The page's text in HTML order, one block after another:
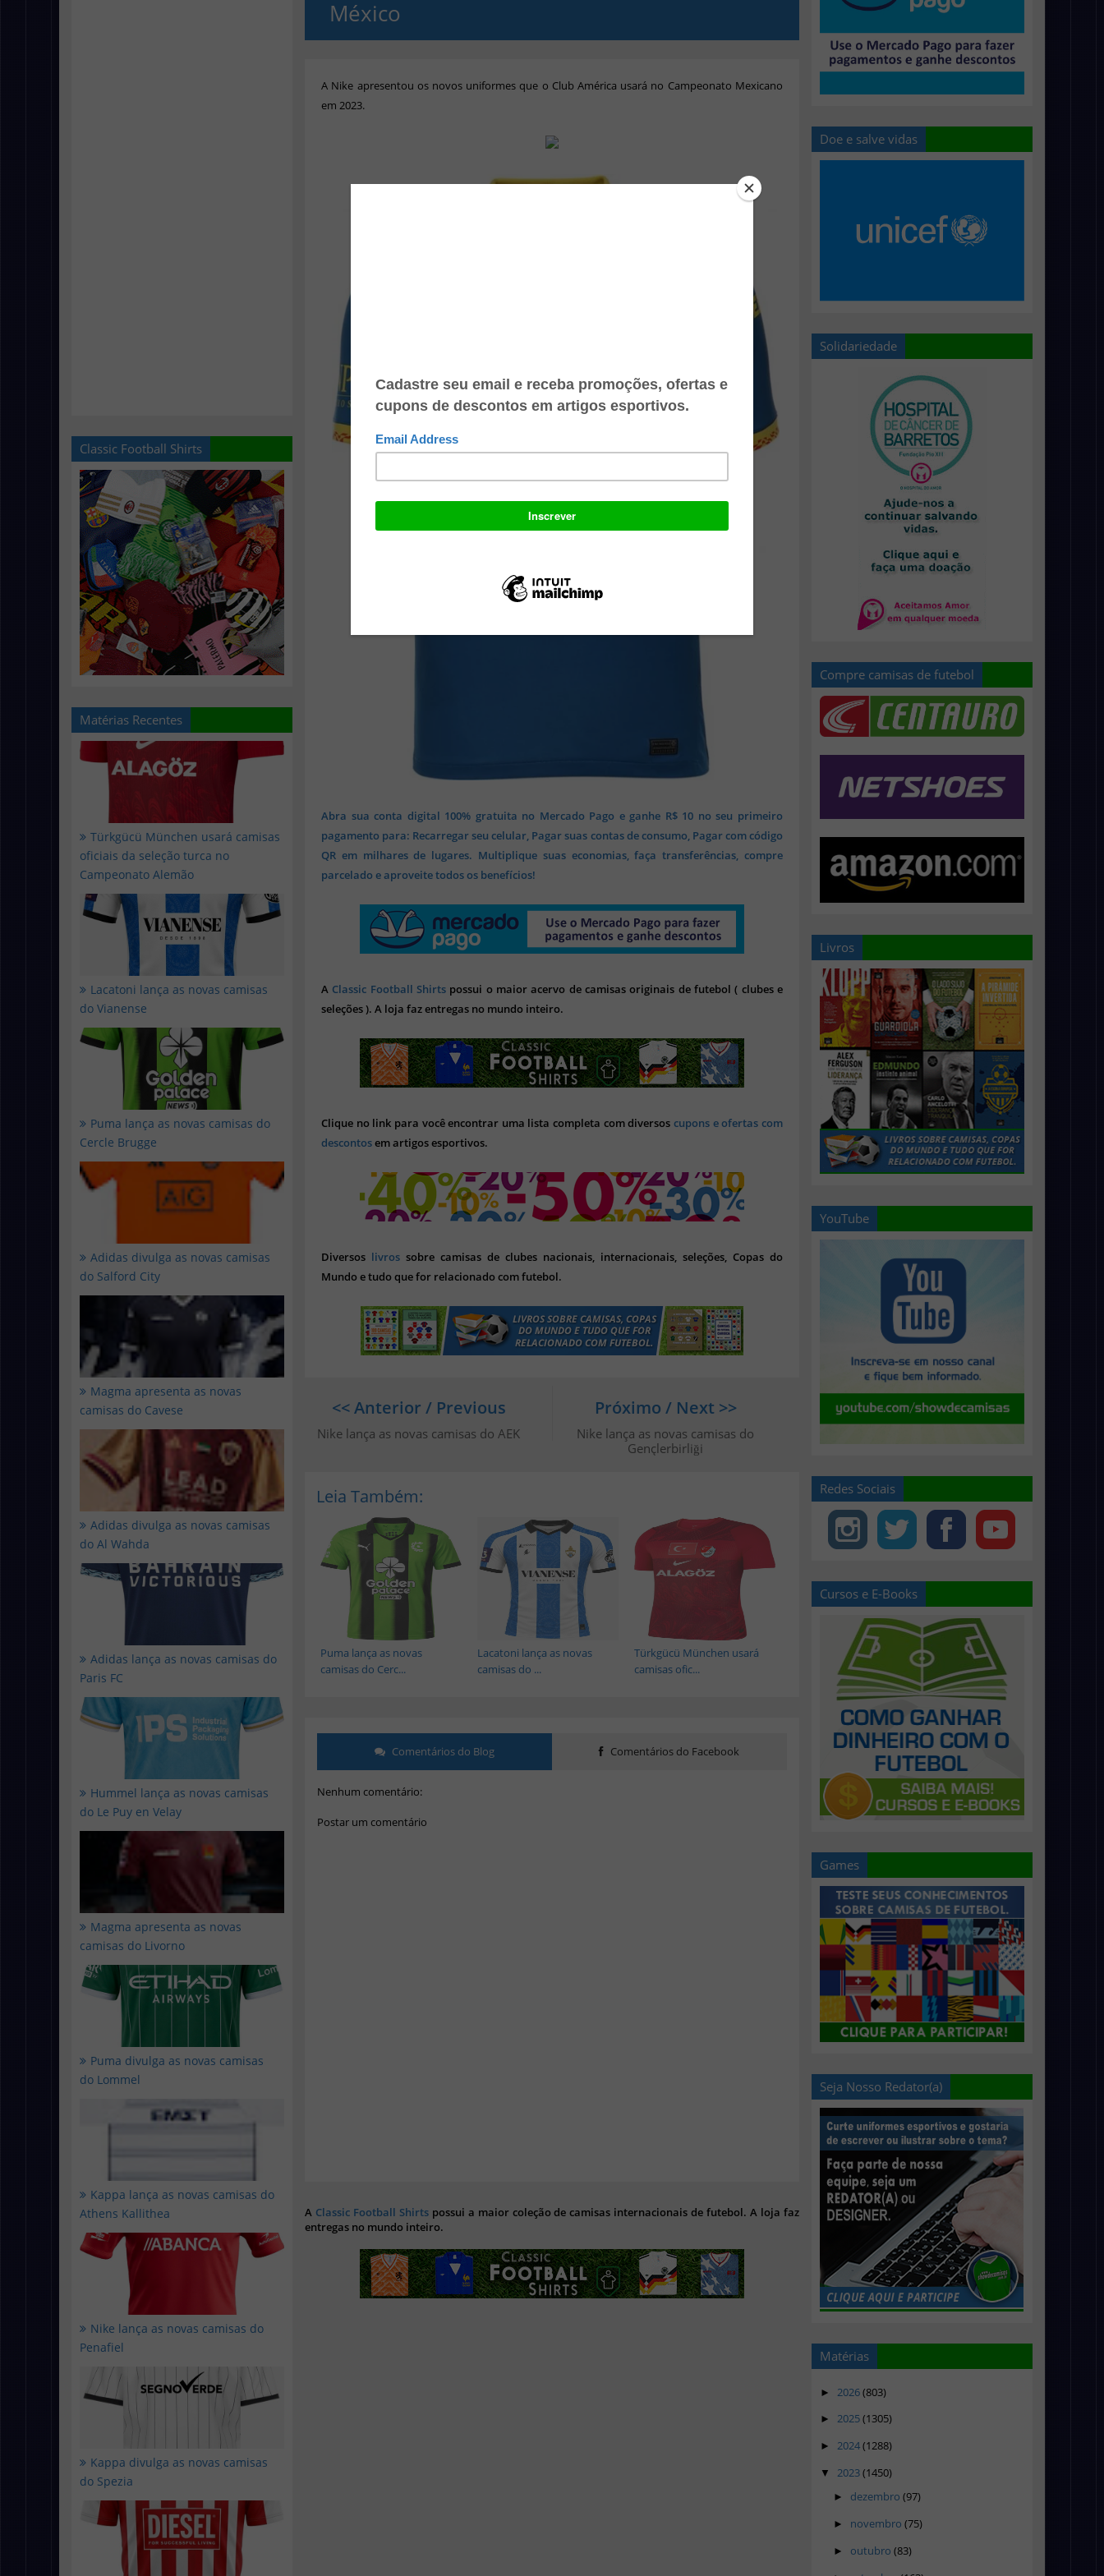
Classic Football Shirts
Matérias Recentes
Türkgücü München usará camisas
oficiais da seleção turca no
Campeonato Alemão
Lacatoni lança as novas camisas
do Vianense
Puma lança as novas camisas do
Cercle Brugge
Adidas divulga as novas camisas
do Salford City
Magma apresenta as novas
camisas do Cavese
Adidas divulga as novas camisas
do Al Wahda
Adidas lança as novas camisas do
Paris FC
Hummel lança as novas camisas
do Le Puy en Velay
Magma apresenta as novas
camisas do Livorno
Puma divulga as novas camisas
do Lommel
Kappa lança as novas camisas do
Athens Kallithea
Nike lança as novas camisas do
Penafiel
Kappa divulga as novas camisas
do Spezia
México
A Nike apresentou os novos uniformes que o Club América usará no Campeonato Mexicano
em 2023.
Abra sua conta digital 100% gratuita no Mercado Pago e ganhe R$ 10 no seu primeiro
pagamento para: Recarregar seu celular, Pagar suas contas de consumo, Pagar com código
QR em milhares de lugares. Multiplique suas economias, faça transferências, compre
parcelado e aproveite todos os benefícios!
A Classic Football Shirts possui o maior acervo de camisas originais de futebol ( clubes e
seleções ). A loja faz entregas no mundo inteiro.
Clique no link para você encontrar uma lista completa com diversoscupons e ofertas com
descontosem artigos esportivos.
Diversos livros sobre camisas de clubes nacionais, internacionais, seleções, Copas do
Mundo e tudo que for relacionado com futebol.
Próximo / Next >>
Nike lança as novas camisas do
Gençlerbirliği
<< Anterior / Previous
Nike lança as novas camisas do AEK
Leia Também:
Türkgücü München usará
camisas ofic...
Lacatoni lança as novas
camisas do ...
Puma lança as novas
camisas do Cerc...
Comentários do Blog Comentários do Facebook
Nenhum comentário:
Postar um comentário
A Classic Football Shirts possui a maior coleção de camisas internacionais de futebol. A loja faz
entregas no mundo inteiro.
Doe e salve vidas
Solidariedade
Compre camisas de futebol
Livros
YouTube
Redes Sociais
Cursos e E-Books
Games
Seja Nosso Redator(a)
Matérias
► 2026(803)
► 2025(1305)
► 2024(1288)
▼ 2023(1450)
► dezembro (97)
► novembro (75)
► outubro (83)